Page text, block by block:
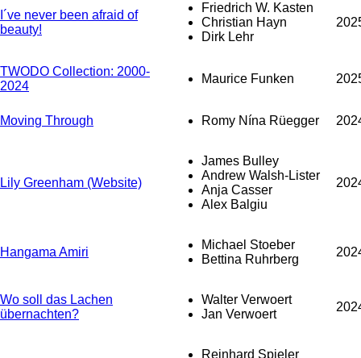
I´ve never been afraid of
beauty!
Friedrich W. Kasten
Christian Hayn
Dirk Lehr
TWODO Collection: 2000-
2024
Maurice Funken
Moving Through Romy Nína Rüegger
Lily Greenham (Website)
James Bulley
Andrew Walsh-Lister
Anja Casser
Alex Balgiu
Hangama Amiri
Michael Stoeber
Bettina Ruhrberg
Wo soll das Lachen
übernachten?
Walter Verwoert
Jan Verwoert
Reinhard Spieler